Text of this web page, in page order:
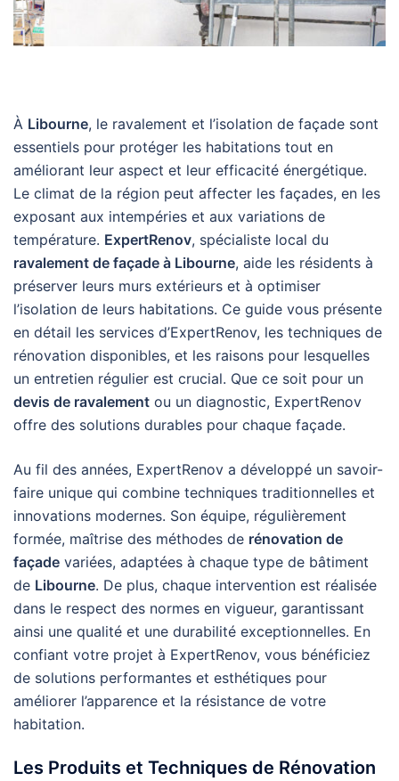
À Libourne, le ravalement et l’isolation de façade sont
essentiels pour protéger les habitations tout en
améliorant leur aspect et leur efficacité énergétique.
Le climat de la région peut affecter les façades, en les
exposant aux intempéries et aux variations de
température. ExpertRenov, spécialiste local du
ravalement de façade à Libourne, aide les résidents à
préserver leurs murs extérieurs et à optimiser
l’isolation de leurs habitations. Ce guide vous présente
en détail les services d’ExpertRenov, les techniques de
rénovation disponibles, et les raisons pour lesquelles
un entretien régulier est crucial. Que ce soit pour un
devis de ravalement ou un diagnostic, ExpertRenov
offre des solutions durables pour chaque façade.
Au fil des années, ExpertRenov a développé un savoir-
faire unique qui combine techniques traditionnelles et
innovations modernes. Son équipe, régulièrement
formée, maîtrise des méthodes de rénovation de
façade variées, adaptées à chaque type de bâtiment
de Libourne. De plus, chaque intervention est réalisée
dans le respect des normes en vigueur, garantissant
ainsi une qualité et une durabilité exceptionnelles. En
confiant votre projet à ExpertRenov, vous bénéficiez
de solutions performantes et esthétiques pour
améliorer l’apparence et la résistance de votre
habitation.
Les Produits et Techniques de Rénovation